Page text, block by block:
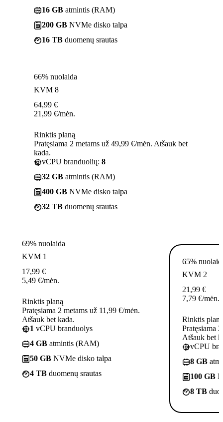
16 GB atmintis (RAM)
200 GB NVMe disko talpa
16 TB duomenų srautas
66% nuolaida
KVM 8
64,99 €
21,99 €/mėn.
Rinktis planą
Pratęsiama 2 metams už 49,99 €/mėn. Atšauk bet
kada.
vCPU branduolių: 8
32 GB atmintis (RAM)
400 GB NVMe disko talpa
32 TB duomenų srautas
69% nuolaida
KVM 1
17,99 €
5,49 €/mėn.
Rinktis planą
Pratęsiama 2 metams už 11,99 €/mėn.
Atšauk bet kada.
1 vCPU branduolys
4 GB atmintis (RAM)
50 GB NVMe disko talpa
4 TB duomenų srautas
65%
KVM 2
21,99 €
7,79 €/mėn.
Rinktis planą
Pratęsiama
Atšauk bet
vCPU
8 GB
100 GB
8 TB